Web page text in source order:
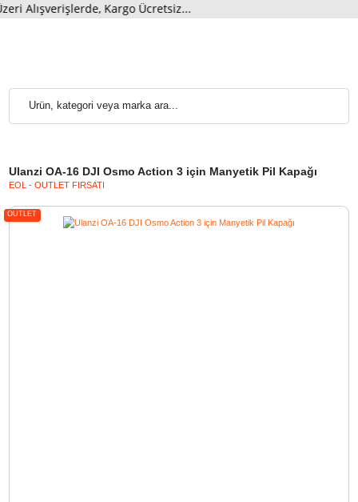
Ulanzi OA-16 DJI Osmo Action 3 için Manyetik Pil Kapağı
EOL - OUTLET FIRSATI
Kargo Ücretsiz...